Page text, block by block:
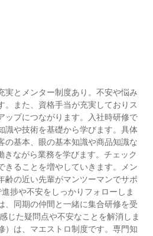
実とメンター制度あり。不安や悩み
。また、資格手当が充実しておりス
ップにつながります。入社時研修で
識や技術を基礎から学びます。具体
の基本、眼の基本知識や商品知識な
きながら業務を学びます。チェック
きることを増やしていきます。メン
齢の近い先輩がマンツーマンでサポ
捗や不安をしっかりフォローしま
、同期の仲間と一緒に集合研修を受
じた疑問点や不安なことを解消しま
）は、マエストロ制度です。専門知